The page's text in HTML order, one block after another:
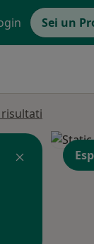
Sei un